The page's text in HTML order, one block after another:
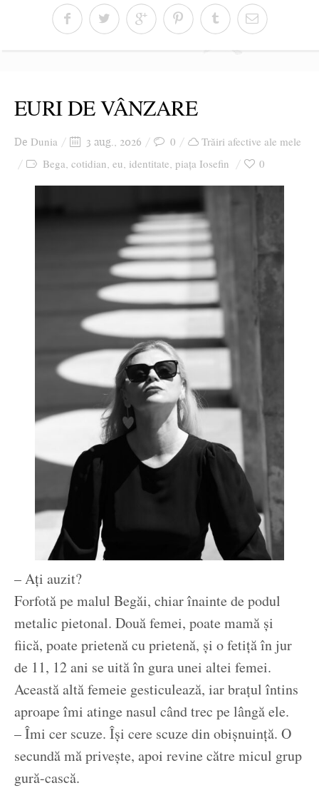
EURI DE VÂNZARE
De Dunia 3 aug., 2026 0
Trăiri afective ale mele
Bega, cotidian, eu, identitate, piața Iosefin 0
– Ați auzit?
Forfotă pe malul Begăi, chiar înainte de podul
metalic pietonal. Două femei, poate mamă și
fiică, poate prietenă cu prietenă, și o fetiță în jur
de 11, 12 ani se uită în gura unei altei femei.
Această altă femeie gesticulează, iar brațul întins
aproape îmi atinge nasul când trec pe lângă ele.
– Îmi cer scuze. Își cere scuze din obișnuință. O
secundă mă privește, apoi revine către micul grup
gură-cască.